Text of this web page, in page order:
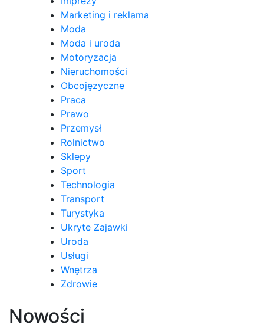
Marketing i reklama
Moda
Moda i uroda
Motoryzacja
Nieruchomości
Obcojęzyczne
Praca
Prawo
Przemysł
Rolnictwo
Sklepy
Sport
Technologia
Transport
Turystyka
Ukryte Zajawki
Uroda
Usługi
Wnętrza
Zdrowie
Nowości